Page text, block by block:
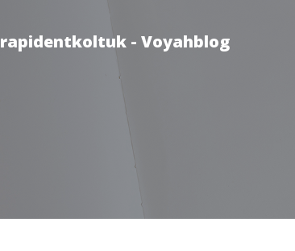
rapidentkoltuk - Voyahblog